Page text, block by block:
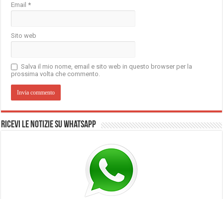
Email*
Sito web
Salva il mio nome, email e sito web in questo browser per la
prossima volta che commento.
Ricevi le notizie su Whatsapp